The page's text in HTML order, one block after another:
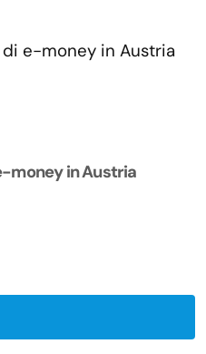
money in Austria